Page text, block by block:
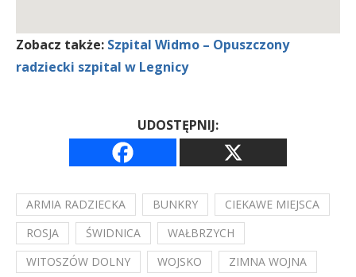
Zobacz także: Szpital Widmo – Opuszczony
radziecki szpital w Legnicy
UDOSTĘPNIJ:
ARMIA RADZIECKA BUNKRY
CIEKAWE MIEJSCA
ROSJA
ŚWIDNICA
WAŁBRZYCH
WITOSZÓW DOLNY
WOJSKO ZIMNA WOJNA